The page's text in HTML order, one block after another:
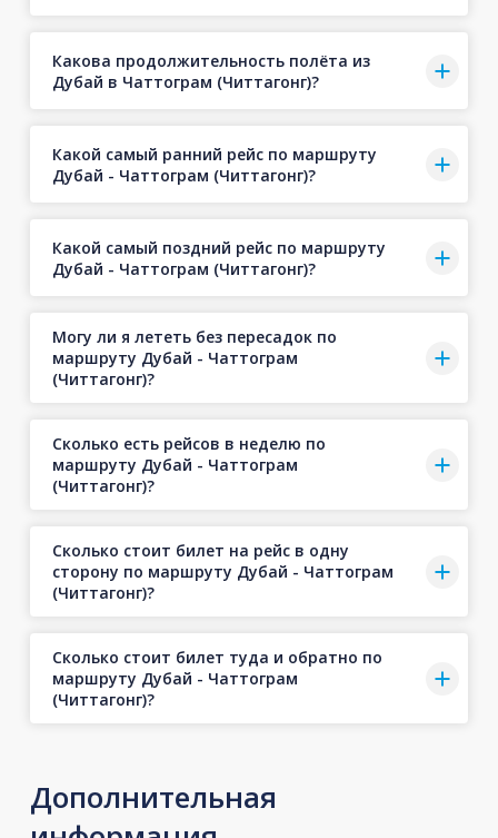
Какова продолжительность полёта из
Дубай в Чаттограм (Читтагонг)?
Какой самый ранний рейс по маршруту
Дубай - Чаттограм (Читтагонг)?
Какой самый поздний рейс по маршруту
Дубай - Чаттограм (Читтагонг)?
Могу ли я лететь без пересадок по
маршруту Дубай - Чаттограм
(Читтагонг)?
Сколько есть рейсов в неделю по
маршруту Дубай - Чаттограм
(Читтагонг)?
Сколько стоит билет на рейс в одну
сторону по маршруту Дубай - Чаттограм
(Читтагонг)?
Сколько стоит билет туда и обратно по
маршруту Дубай - Чаттограм
(Читтагонг)?
Дополнительная